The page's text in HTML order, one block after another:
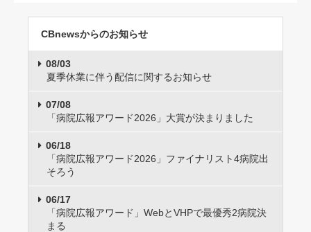
CBnewsからのお知らせ
08/03
夏季休業に伴う配信に関するお知らせ
07/08
「病院広報アワード2026」大賞が決まりました
06/18
「病院広報アワード2026」ファイナリスト4病院出
そろう
06/17
「病院広報アワード」WebとVHPで最優秀2病院決
まる